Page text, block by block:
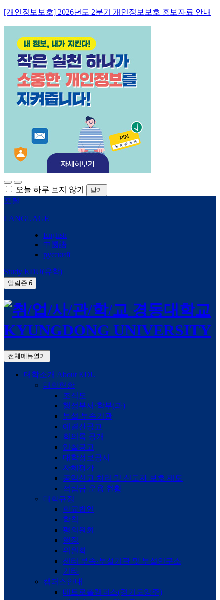
[개인정보보호] 2026년도 2분기 개인정보보호 홍보자료 안내
오늘 하루 보지 않기 닫기
포털
LANGUAGE
English
中國語
русский
Study KDU(유학)
알림존 6
전체메뉴열기
대학소개 About KDU
대학현황
조직도
행정부서·학부(과)
부설·부속기관
예결산공고
회의록 공개
입찰공고
대학정보공시
자체평가
공익신고 처리 및 신고자 보호 제도
적립금 운용 현황
대학규정
학교법인
학칙
평의원회
행정
위원회
센터 부속·부설기관 및 부설연구소
기타
캠퍼스안내
메트로폴캠퍼스(경기도양주)